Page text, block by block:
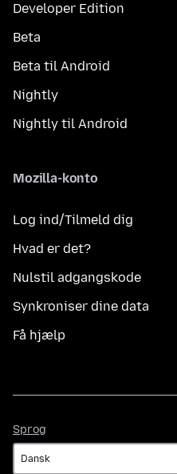
Developer Edition
Beta
Beta til Android
Nightly
Nightly til Android
Mozilla-konto
Log ind/Tilmeld dig
Hvad er det?
Nulstil adgangskode
Synkroniser dine data
Få hjælp
Sprog